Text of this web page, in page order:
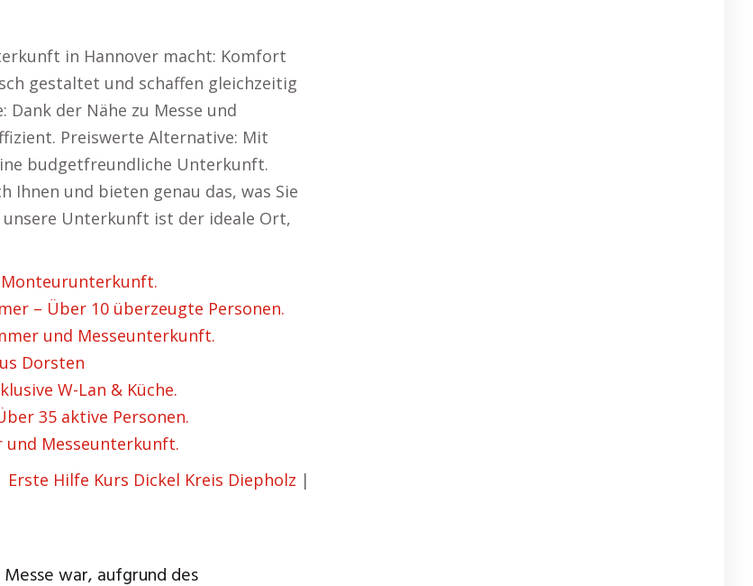
in Hannover macht: Komfort
gestaltet und schaffen gleichzeitig
der Nähe zu Messe und
Preiswerte Alternative: Mit
budgetfreundliche Unterkunft.
Ihnen und bieten genau das, was Sie
Unterkunft ist der ideale Ort,
– Über 10 überzeugte Personen.
und Messeunterkunft.
Dorsten
W-Lan & Küche.
35 aktive Personen.
und Messeunterkunft.
Erste Hilfe Kurs Dickel Kreis Diepholz |
war, aufgrund des